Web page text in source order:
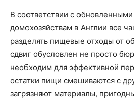
В соответствии с
домохозяйствам в Англии все
разделять пищевые отходы от
сдвиг обусловлен не просто
необходим для эффективной
остатки пищи смешиваются с
загрязняют материалы,